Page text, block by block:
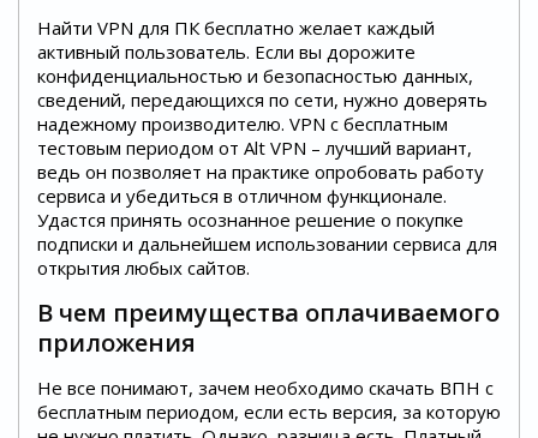
Найти VPN для ПК бесплатно желает каждый
активный пользователь. Если вы дорожите
конфиденциальностью и безопасностью данных,
сведений, передающихся по сети, нужно доверять
надежному производителю. VPN с бесплатным
тестовым периодом от Alt VPN – лучший вариант,
ведь он позволяет на практике опробовать работу
сервиса и убедиться в отличном функционале.
Удастся принять осознанное решение о покупке
подписки и дальнейшем использовании сервиса для
открытия любых сайтов.
В чем преимущества оплачиваемого
приложения
Не все понимают, зачем необходимо скачать ВПН с
бесплатным периодом, если есть версия, за которую